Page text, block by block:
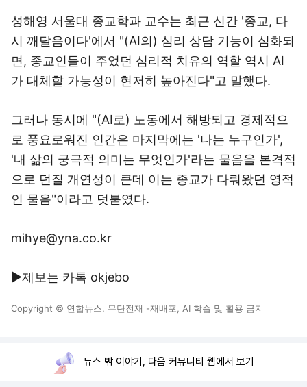
성해영 서울대 종교학과 교수는 최근 신간 '종교, 다
시 깨달음이다'에서 "(AI의) 심리 상담 기능이 심화되
면, 종교인들이 주었던 심리적 치유의 역할 역시 AI
가 대체할 가능성이 현저히 높아진다"고 말했다.
그러나 동시에 "(AI로) 노동에서 해방되고 경제적으
로 풍요로워진 인간은 마지막에는 '나는 누구인가',
'내 삶의 궁극적 의미는 무엇인가'라는 물음을 본격적
으로 던질 개연성이 큰데 이는 종교가 다뤄왔던 영적
인 물음"이라고 덧붙였다.
mihye@yna.co.kr
▶제보는 카톡 okjebo
Copyright © 연합뉴스. 무단전재 -재배포, AI 학습 및 활용 금지
뉴스 밖 이야기, 다음 커뮤니티 웹에서 보기